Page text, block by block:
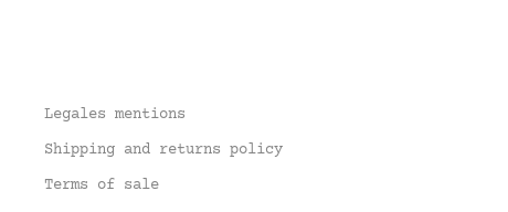
Legales mentions
Shipping and returns policy
Terms of sale